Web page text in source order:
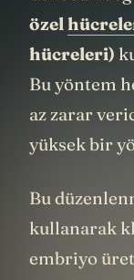
dokudan
özel
hücreleri)
Bu yöntem
az zarar
Bu
kullanarak